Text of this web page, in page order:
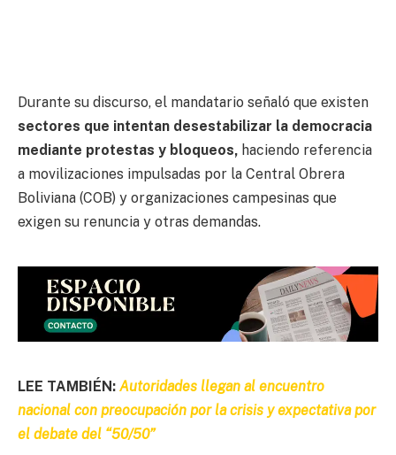
Durante su discurso, el mandatario señaló que existen
sectores que intentan desestabilizar la democracia
mediante protestas y bloqueos, haciendo referencia
a movilizaciones impulsadas por la Central Obrera
Boliviana (COB) y organizaciones campesinas que
exigen su renuncia y otras demandas.
LEE TAMBIÉN: Autoridades llegan al encuentro
nacional con preocupación por la crisis y expectativa por
el debate del “50/50”